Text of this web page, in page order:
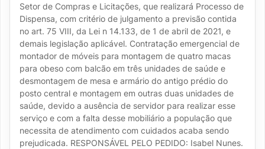
Setor de Compras e Licitações, que realizará Processo de
Dispensa, com critério de julgamento a previsão contida
no art. 75 VIII, da Lei n 14.133, de 1 de abril de 2021, e
demais legislação aplicável. Contratação emergencial de
montador de móveis para montagem de quatro macas
para obeso com balcão em três unidades de saúde e
desmontagem de mesa e armário do antigo prédio do
posto central e montagem em outras duas unidades de
saúde, devido a ausência de servidor para realizar esse
serviço e com a falta desse mobiliário a população que
necessita de atendimento com cuidados acaba sendo
prejudicada. RESPONSÁVEL PELO PEDIDO: Isabel Nunes.